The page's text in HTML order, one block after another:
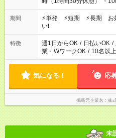
（1時間休憩） ＜夜勤帯＞ ・22時～午前2時（休憩なし） ・23
時～午前7時（1時間休憩）
や日程により変動があり
う調整しております。
期間
⚡単発 ⚡短期 ⚡長期 お
い❗
特徴 週1日からOK / 日払いOK /
業・WワークOK / 10名以
気になる！ 応
掲載元企業名 株
未